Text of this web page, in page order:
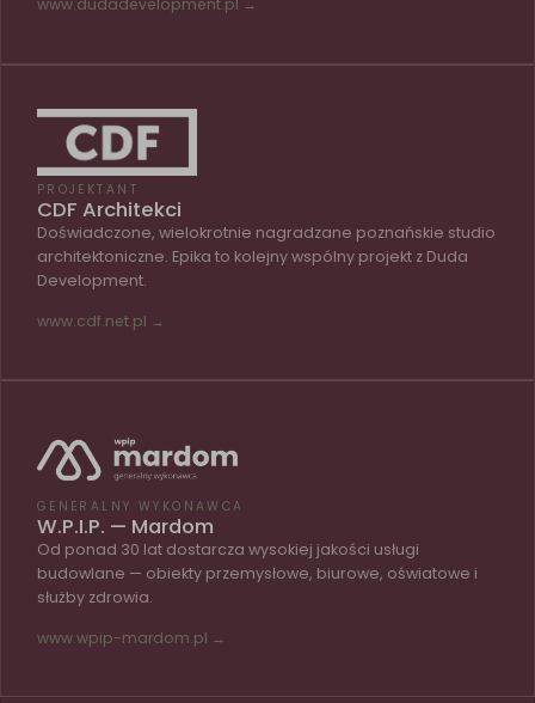
www.dudadevelopment.pl →
PROJEKTANT
CDF Architekci
Doświadczone, wielokrotnie nagradzane poznańskie studio
architektoniczne. Epika to kolejny wspólny projekt z Duda
Development.
www.cdf.net.pl →
GENERALNY WYKONAWCA
W.P.I.P. — Mardom
Od ponad 30 lat dostarcza wysokiej jakości usługi
budowlane — obiekty przemysłowe, biurowe, oświatowe i
służby zdrowia.
www.wpip-mardom.pl →